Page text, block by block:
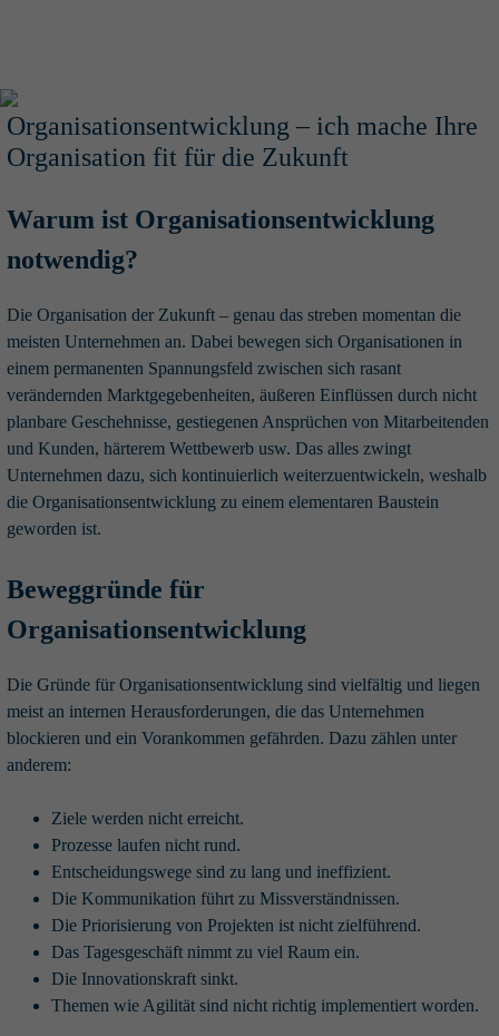
Organisationsentwicklung – ich mache Ihre
Organisation fit für die Zukunft
Warum ist Organisationsentwicklung
notwendig?
Die Organisation der Zukunft – genau das streben momentan die
meisten Unternehmen an. Dabei bewegen sich Organisationen in
einem permanenten Spannungsfeld zwischen sich rasant
verändernden Marktgegebenheiten, äußeren Einflüssen durch nicht
planbare Geschehnisse, gestiegenen Ansprüchen von Mitarbeitenden
und Kunden, härterem Wettbewerb usw. Das alles zwingt
Unternehmen dazu, sich kontinuierlich weiterzuentwickeln, weshalb
die Organisationsentwicklung zu einem elementaren Baustein
geworden ist.
Beweggründe für
Organisationsentwicklung
Die Gründe für Organisationsentwicklung sind vielfältig und liegen
meist an internen Herausforderungen, die das Unternehmen
blockieren und ein Vorankommen gefährden. Dazu zählen unter
anderem:
Ziele werden nicht erreicht.
Prozesse laufen nicht rund.
Entscheidungswege sind zu lang und ineffizient.
Die Kommunikation führt zu Missverständnissen.
Die Priorisierung von Projekten ist nicht zielführend.
Das Tagesgeschäft nimmt zu viel Raum ein.
Die Innovationskraft sinkt.
Themen wie Agilität sind nicht richtig implementiert worden.